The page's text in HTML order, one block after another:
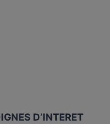
D’INTERET